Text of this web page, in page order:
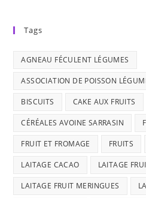
Tags
AGNEAU FÉCULENT LÉGUMES
ASSOCIATION DE POISSON
BISCUITS CAKE AUX FRUITS
CÉRÉALES AVOINE SARRASIN
FRUIT ET FROMAGE FRUITS
LAITAGE CACAO LAITAGE
LAITAGE FRUIT MERINGUES